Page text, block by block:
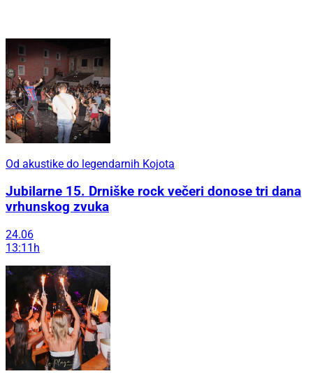
Od akustike do legendarnih Kojota
Jubilarne 15. Drniške rock večeri donose tri dana
vrhunskog zvuka
24.06
13:11h